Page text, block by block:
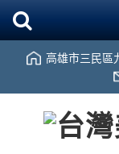
高雄市三民區